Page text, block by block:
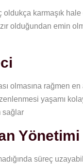
karmaşık
olduğundan emin
olmasına rağmen
yaşamı
sağlar
Yönetimi
süreç